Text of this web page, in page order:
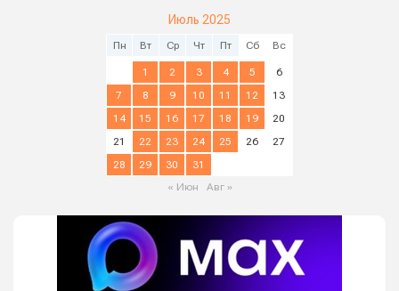
Июль 2025
Пн Вт Ср Чт Пт Сб Вс
1 2 3 4 5
6
7
8 9 10 11 12
13
14
15 16 17 18 19
20
21
22 23 24 25 26
27
28
29 30
31
« Июн
Авг »